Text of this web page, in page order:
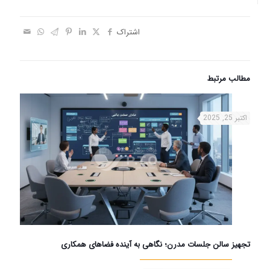
اشتراک
مطالب مرتبط
اکتبر 25, 2025
تجهیز سالن جلسات مدرن؛ نگاهی به آینده فضاهای همکاری